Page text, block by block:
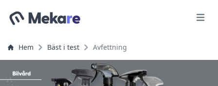
Meny
Hem Bäst i test Avfettning